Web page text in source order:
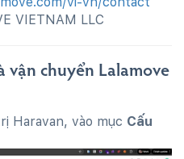
VIETNAM LLC
vận chuyển Lalamove
Haravan, vào mục Cấu